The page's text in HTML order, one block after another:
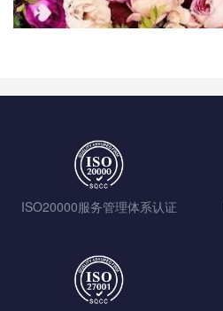
ISO20000服务管理体系认证